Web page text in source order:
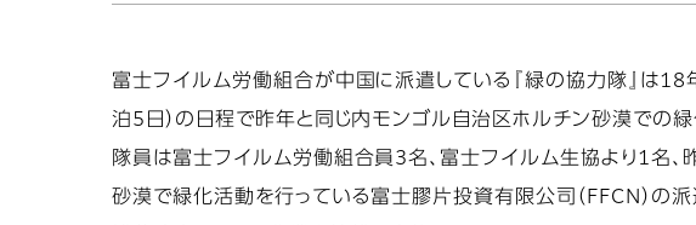
富士フイルム労働組合が中国に派遣している『緑の協力隊』は
泊5日）の日程で昨年と同じ内モンゴル自治区ホルチン砂漠での緑
隊員は富士フイルム労働組合員3名、富士フイルム生協より1名
砂漠で緑化活動を行っている富士膠片投資有限公司（FFCN）の